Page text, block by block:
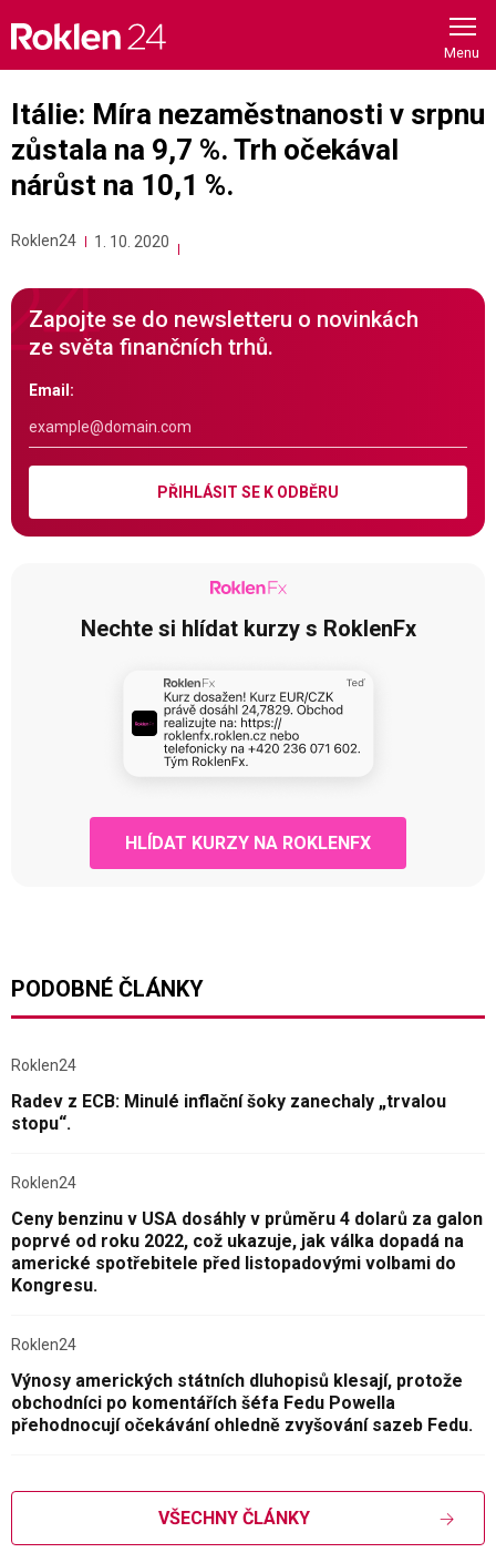
content
Itálie: Míra nezaměstnanosti v srpnu
zůstala na 9,7 %. Trh očekával
nárůst na 10,1 %.
Roklen24 1. 10. 2020
Zapojte se do newsletteru o novinkách
ze světa finančních trhů.
Email:
PŘIHLÁSIT SE K ODBĚRU
Nechte si hlídat kurzy s RoklenFx
HLÍDAT KURZY NA ROKLENFX
PODOBNÉ ČLÁNKY
Roklen24
Radev z ECB: Minulé inflační šoky zanechaly „trvalou
stopu“.
Roklen24
Ceny benzinu v USA dosáhly v průměru 4 dolarů za galon
poprvé od roku 2022, což ukazuje, jak válka dopadá na
americké spotřebitele před listopadovými volbami do
Kongresu.
Roklen24
Výnosy amerických státních dluhopisů klesají, protože
obchodníci po komentářích šéfa Fedu Powella
přehodnocují očekávání ohledně zvyšování sazeb Fedu.
VŠECHNY ČLÁNKY